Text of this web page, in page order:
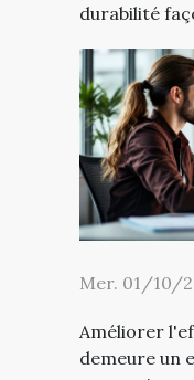
durabilité
Mer. 01/10/
Améliorer
demeure un